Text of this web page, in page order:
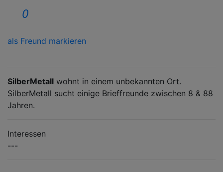
0
als Freund markieren
SilberMetall wohnt in einem unbekannten Ort.
SilberMetall sucht einige Brieffreunde zwischen 8 & 88
Jahren.
Interessen
---